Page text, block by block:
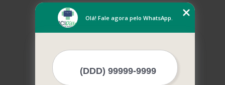
Empresa
Contato
Mais Serviços
Olá! Fale agora pelo WhatsApp.